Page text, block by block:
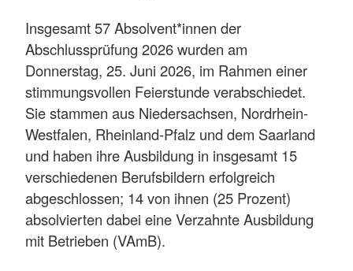
Insgesamt 57 Absolvent*innen der
Abschlussprüfung 2026 wurden am
Donnerstag, 25. Juni 2026, im Rahmen einer
stimmungsvollen Feierstunde verabschiedet.
Sie stammen aus Niedersachsen, Nordrhein-
Westfalen, Rheinland-Pfalz und dem Saarland
und haben ihre Ausbildung in insgesamt 15
verschiedenen Berufsbildern erfolgreich
abgeschlossen; 14 von ihnen (25 Prozent)
absolvierten dabei eine Verzahnte Ausbildung
mit Betrieben (VAmB).